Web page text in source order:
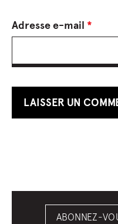
Adresse e-mail *
ABONNEZ-